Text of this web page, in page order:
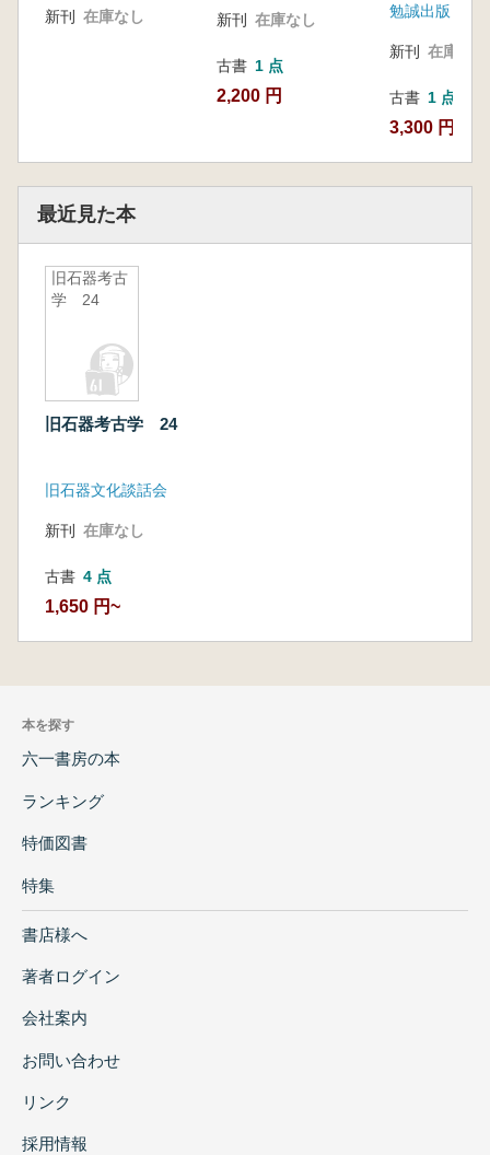
新刊 在庫なし 新刊 在庫なし
古書 1 点
2,200 円
勉誠出版
新刊 在庫なし
古書 1 点
3,300 円
最近見た本
旧石器考古
学 24
旧石器考古学 24
旧石器文化談話会
新刊 在庫なし
古書 4 点
1,650 円~
本を探す
六一書房の本
ランキング
特価図書
特集
書店様へ
著者ログイン
会社案内
お問い合わせ
リンク
採用情報